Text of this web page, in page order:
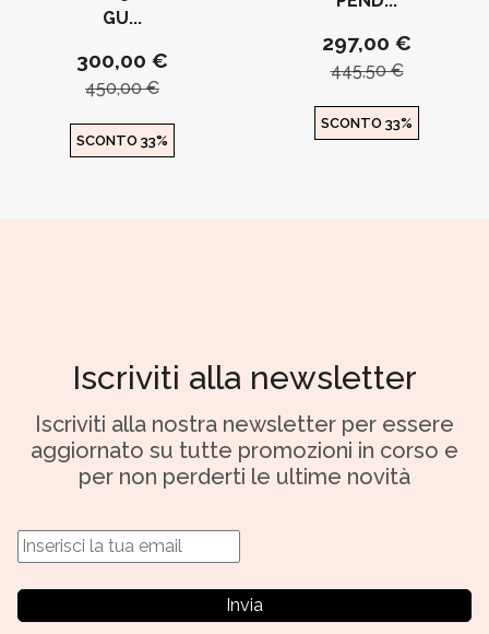
GU...
300,00 €
450,00 €
SCONTO 33%
297,00 €
445,50 €
SCONTO 33%
Iscriviti alla newsletter
Iscriviti alla nostra newsletter per essere
aggiornato su tutte promozioni in corso e
per non perderti le ultime novità
Invia